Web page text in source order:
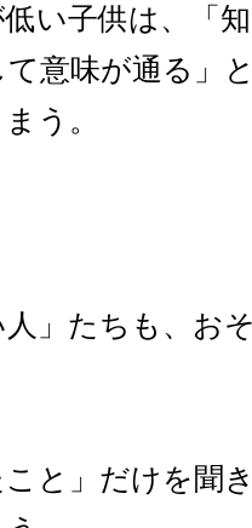
い子供は、「
意味が通る」
う。
」たちも、お
こと」だけを聞